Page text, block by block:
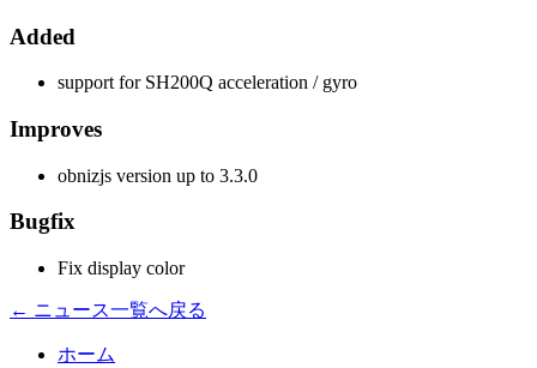
Added
support for SH200Q acceleration / gyro
Improves
obnizjs version up to 3.3.0
Bugfix
Fix display color
← ニュース一覧へ戻る
ホーム